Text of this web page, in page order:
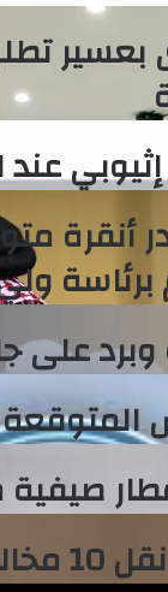
تطلق
عند
أنقرة
برئاسة
على
صيفية
بجازان